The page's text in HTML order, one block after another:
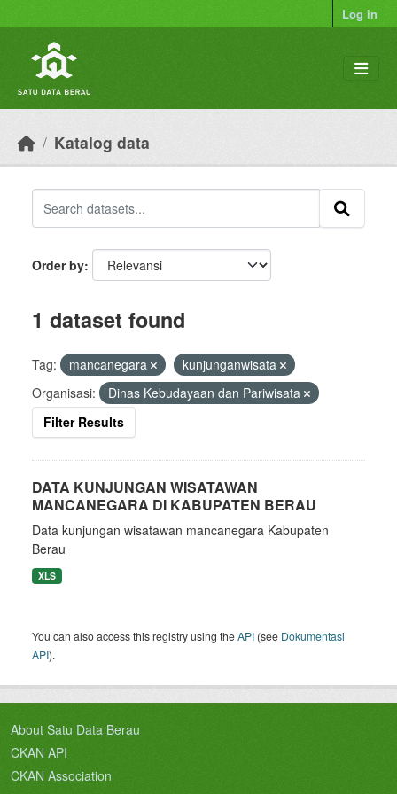
Log in
Katalog data
Order by
1 dataset found
Tag: mancanegara
kunjunganwisata
Organisasi:
Dinas Kebudayaan dan Pariwisata
Filter Results
DATA KUNJUNGAN WISATAWAN
MANCANEGARA DI KABUPATEN BERAU
Data kunjungan wisatawan mancanegara Kabupaten
Berau
XLS
You can also access this registry using theAPI (see Dokumentasi
API).
About Satu Data Berau
CKAN API
CKAN Association